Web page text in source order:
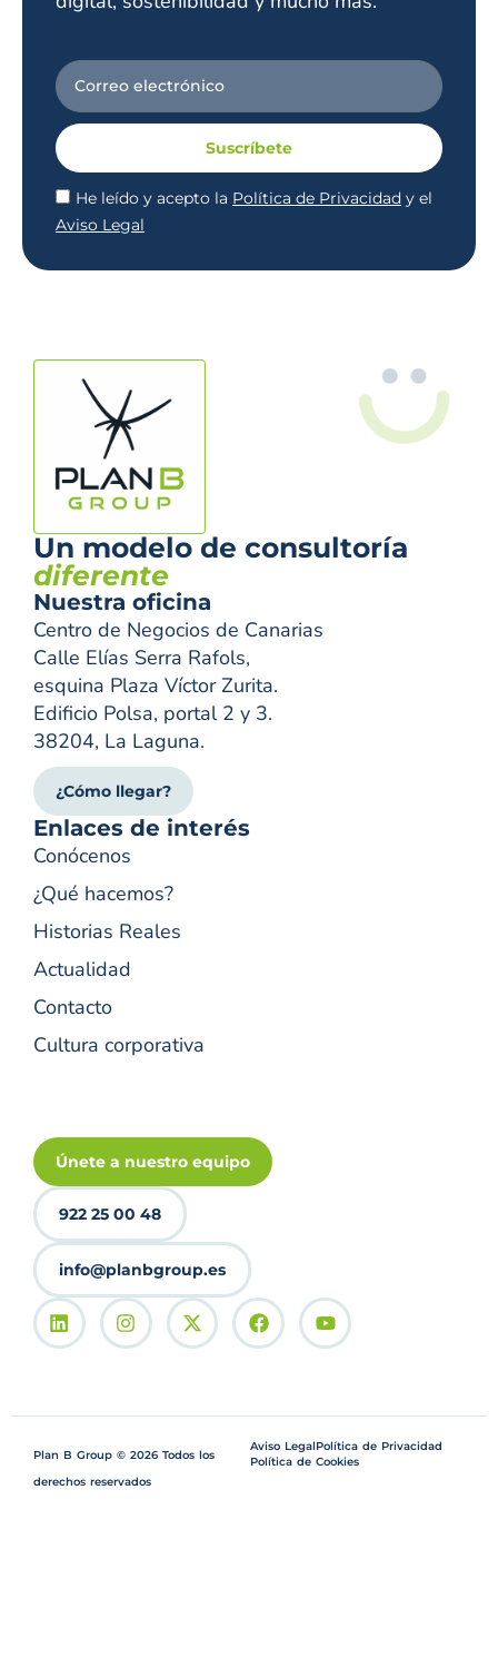
He leído y acepto la Política de Privacidad y el
Aviso Legal
Suscríbete
Un modelo de consultoría
diferente
Nuestra oficina
Centro de Negocios de Canarias
Calle Elías Serra Rafols,
esquina Plaza Víctor Zurita.
Edificio Polsa, portal 2 y 3.
38204, La Laguna.
¿Cómo llegar?
Enlaces de interés
Conócenos
¿Qué hacemos?
Historias Reales
Actualidad
Contacto
Cultura corporativa
Únete a nuestro equipo
922 25 00 48
info@planbgroup.es
Plan B Group © 2026 Todos los
derechos reservados
Aviso LegalPolítica de Privacidad
Política de Cookies